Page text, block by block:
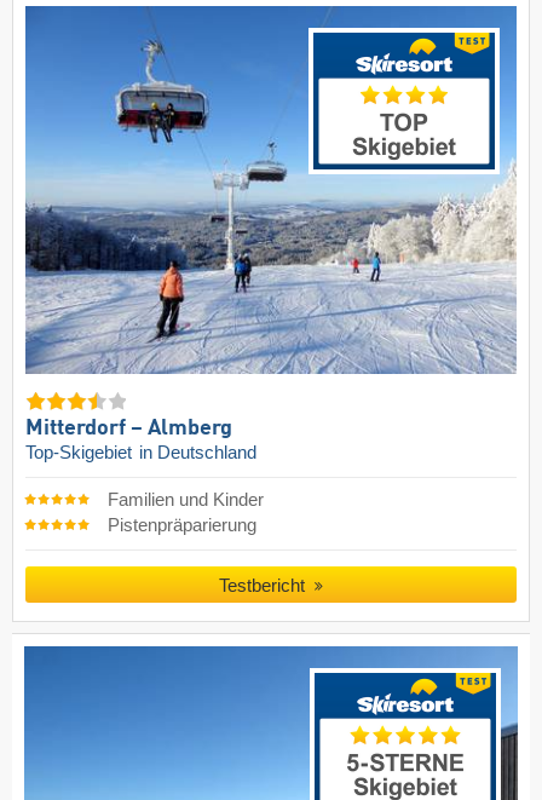
Mitterdorf – Almberg
Top-Skigebiet in Deutschland
Familien und Kinder
Pistenpräparierung
Testbericht